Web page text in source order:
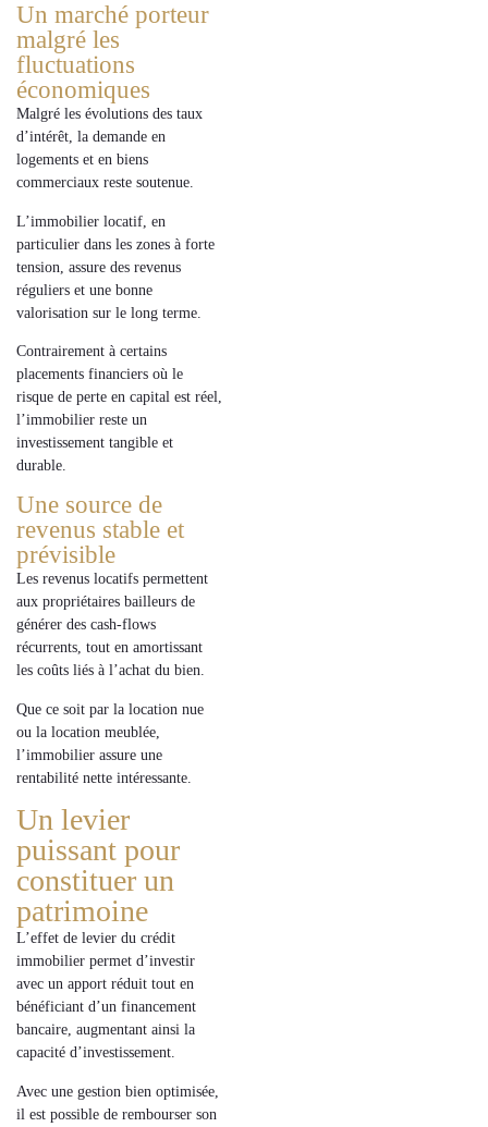
Un marché porteur
malgré les
fluctuations
économiques
Malgré les évolutions des taux
d’intérêt, la demande en
logements et en biens
commerciaux reste soutenue.
L’immobilier locatif, en
particulier dans les zones à forte
tension, assure des revenus
réguliers et une bonne
valorisation sur le long terme.
Contrairement à certains
placements financiers où le
risque de perte en capital est réel
l’immobilier reste un
investissement tangible et
durable.
Une source de
revenus stable et
prévisible
Les revenus locatifs permettent
aux propriétaires bailleurs de
générer des cash-flows
récurrents, tout en amortissant
les coûts liés à l’achat du bien.
Que ce soit par la location nue
ou la location meublée
l’immobilier assure une
rentabilité nette intéressante
Un levier
puissant pour
constituer un
patrimoine
L’effet de levier du crédit
immobilier permet d’investir
avec un apport réduit tout en
bénéficiant d’un financement
bancaire, augmentant ainsi la
capacité d’investissement.
Avec une gestion bien optimisée,
il est possible de rembourser son